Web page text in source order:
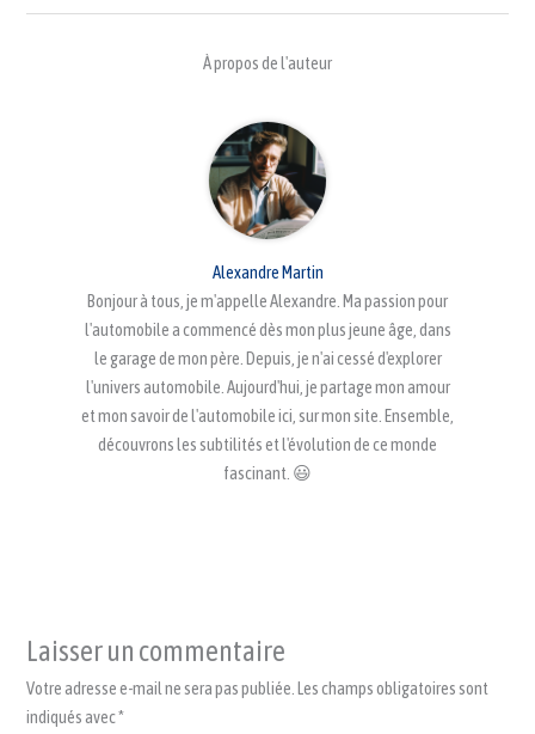
À propos de l'auteur
Alexandre Martin
Bonjour à tous, je m'appelle Alexandre. Ma passion pour
l'automobile a commencé dès mon plus jeune âge, dans
le garage de mon père. Depuis, je n'ai cessé d'explorer
l'univers automobile. Aujourd'hui, je partage mon amour
et mon savoir de l'automobile ici, sur mon site. Ensemble,
découvrons les subtilités et l'évolution de ce monde
fascinant. 😃
Laisser un commentaire
Votre adresse e-mail ne sera pas publiée. Les champs obligatoires sont
indiqués avec*